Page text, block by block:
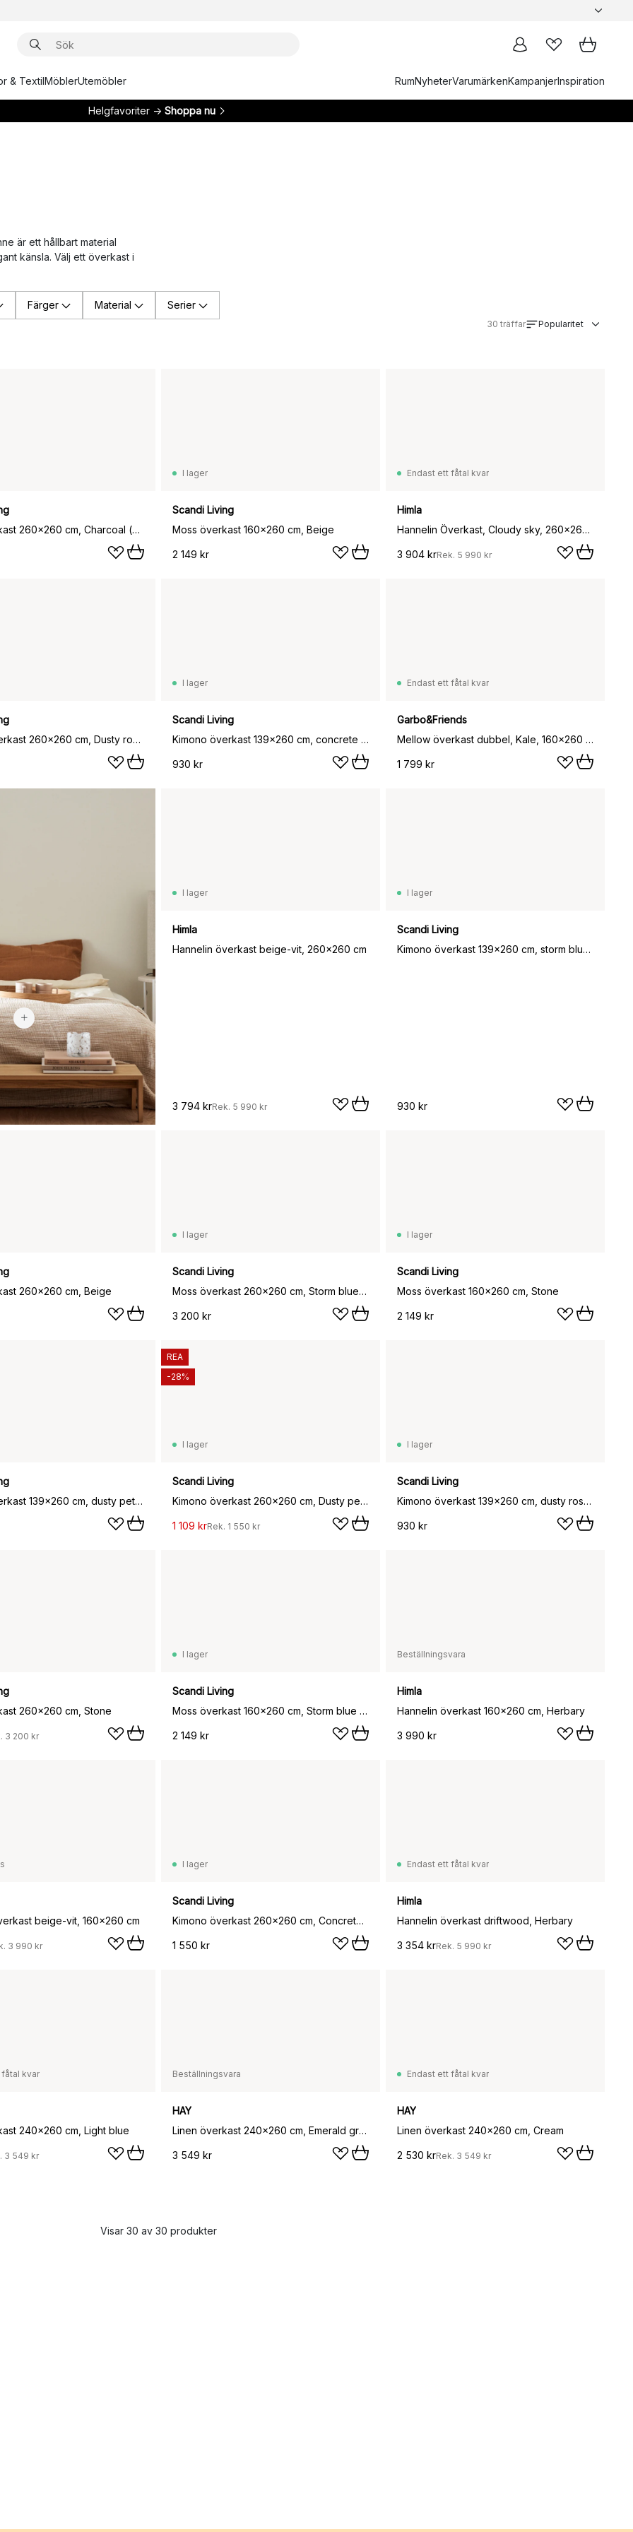
& TextilMöblerUtemöbler RumNyheterVarumärkenKampanjerInspiration
Helgfavoriter → Shoppa nu
är ett hållbart material
känsla. Välj ett överkast i
Färger Material Serier
30 träffar Popularitet
Moss överkast 260x260 cm, Charcoal (grå)
I lager
Scandi Living
Moss överkast 160x260 cm, Beige
2 149 kr
Endast ett fåtal kvar
Himla
Hannelin Överkast, Cloudy sky, 260x260 cm
3 904 krRek. 5 990 kr
Kimono överkast 260x260 cm, Dusty rose (rosa)
I lager
Scandi Living
Kimono överkast 139x260 cm, concrete (grå)
930 kr
Endast ett fåtal kvar
Garbo&Friends
Mellow överkast dubbel, Kale, 160x260 cm
1 799 kr
2 100 kr
I lager
Himla
Hannelin överkast beige-vit, 260x260 cm
3 794 krRek. 5 990 kr
I lager
Scandi Living
Kimono överkast 139x260 cm, storm blue (blå)
930 kr
260x260 cm, Beige
I lager
Scandi Living
Moss överkast 260x260 cm, Storm blue (blå)
3 200 kr
I lager
Scandi Living
Moss överkast 160x260 cm, Stone
2 149 kr
Kimono överkast 139x260 cm, dusty petrol
I lager
Scandi Living
Kimono överkast 260x260 cm, Dusty petrol
1 109 krRek. 1 550 kr
REA
-28%
I lager
Scandi Living
Kimono överkast 139x260 cm, dusty rose (rosa)
930 kr
260x260 cm, Stone
3 200 kr
I lager
Scandi Living
Moss överkast 160x260 cm, Storm blue (blå)
2 149 kr
Beställningsvara
Himla
Hannelin överkast 160x260 cm, Herbary
3 990 kr
beige-vit, 160x260 cm
3 990 kr
I lager
Scandi Living
Kimono överkast 260x260 cm, Concrete (grå)
1 550 kr
Endast ett fåtal kvar
Himla
Hannelin överkast driftwood, Herbary
3 354 krRek. 5 990 kr
kvar
240x260 cm, Light blue
3 549 kr
Beställningsvara
HAY
Linen överkast 240x260 cm, Emerald green
3 549 kr
Endast ett fåtal kvar
HAY
Linen överkast 240x260 cm, Cream
2 530 krRek. 3 549 kr
Visar 30 av 30 produkter